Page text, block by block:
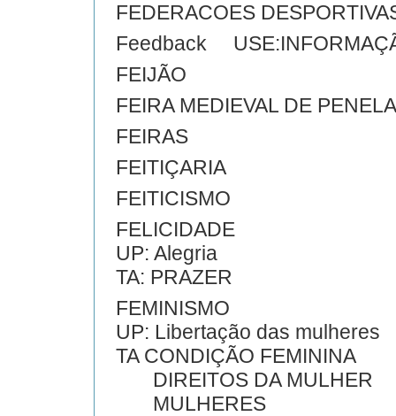
FEDERACOES
Feedback
FEIJÃO
FEIRA MEDIEVAL DE PENELA
FEIRAS
FEITIÇARIA
FEITICISMO
FELICIDADE
UP: Alegria
TA: PRAZER
FEMINISMO
UP: Libertação das mulheres
TA CONDIÇÃO FEMININA
DIREITOS DA MULHER
MULHERES